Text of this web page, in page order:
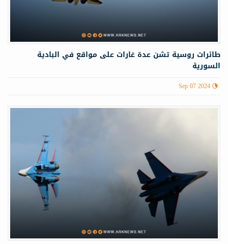
طائرات روسية تشن عدة غارات على مواقع في البادية
السورية
Sep 07 2024